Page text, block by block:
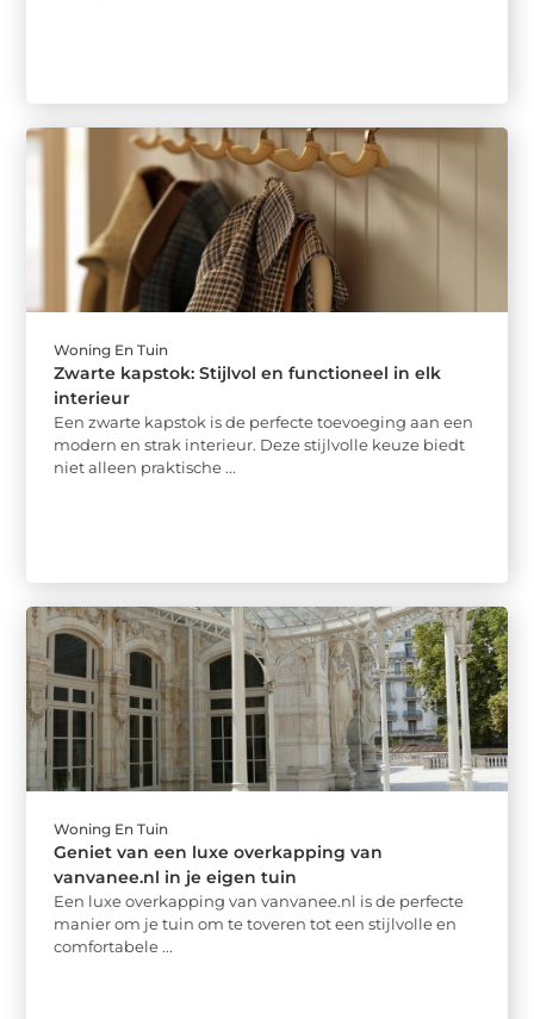
Woning En Tuin
Zwarte kapstok: Stijlvol en functioneel in elk
interieur
Een zwarte kapstok is de perfecte toevoeging aan een
modern en strak interieur. Deze stijlvolle keuze biedt
niet alleen praktische ...
Woning En Tuin
Geniet van een luxe overkapping van
vanvanee.nl in je eigen tuin
Een luxe overkapping van vanvanee.nl is de perfecte
manier om je tuin om te toveren tot een stijlvolle en
comfortabele ...